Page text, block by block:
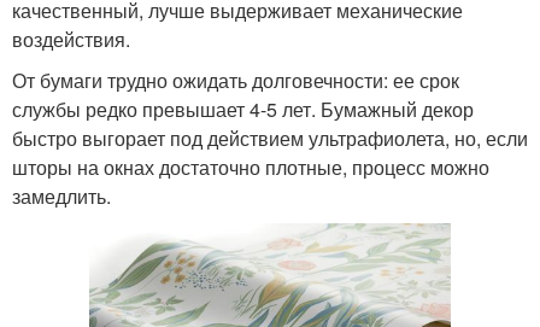
качественный, лучше выдерживает механические
воздействия.
От бумаги трудно ожидать долговечности: ее срок
службы редко превышает 4-5 лет. Бумажный декор
быстро выгорает под действием ультрафиолета, но, если
шторы на окнах достаточно плотные, процесс можно
замедлить.